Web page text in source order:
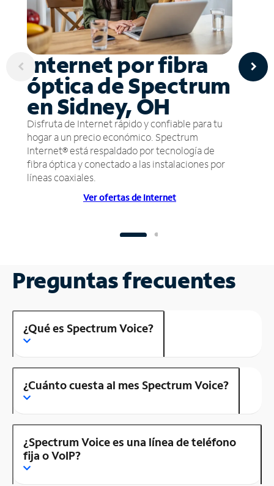
Internet por fibra
óptica de Spectrum
en Sidney, OH
Disfruta de Internet rápido y confiable para tu
hogar a un precio económico. Spectrum
Internet® está respaldado por tecnología de
fibra óptica y conectado a las instalaciones por
líneas coaxiales.
Ver ofertas de Internet
Preguntas frecuentes
¿Qué es Spectrum Voice?
¿Cuánto cuesta al mes Spectrum Voice?
¿Spectrum Voice es una línea de teléfono
fija o VoIP?